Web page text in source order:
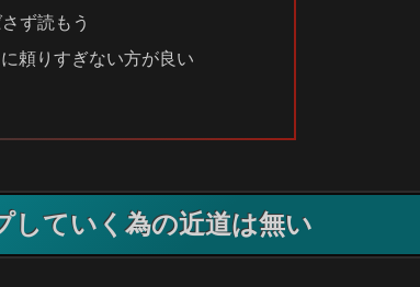
ず読もう
頼りすぎない方が良い
していく為の近道は無い